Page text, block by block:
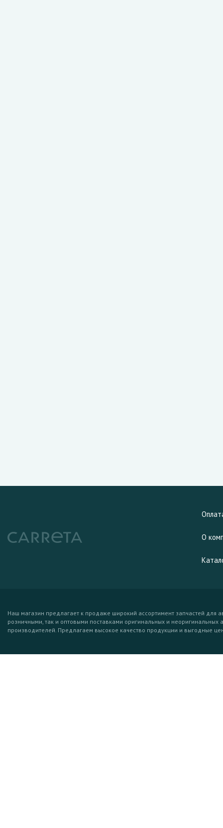
О
Наш магазин предлагает к продаже широкий ассортимент запчастей для
розничными, так и оптовыми поставками оригинальных и неоригинальных
производителей. Предлагаем высокое качество продукции и выгодные